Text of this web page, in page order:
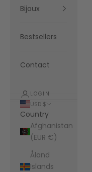
Bijoux
Bestsellers
Contact
LOGIN
USD $
Country
Afghanistan
(EUR €)
Åland
Islands